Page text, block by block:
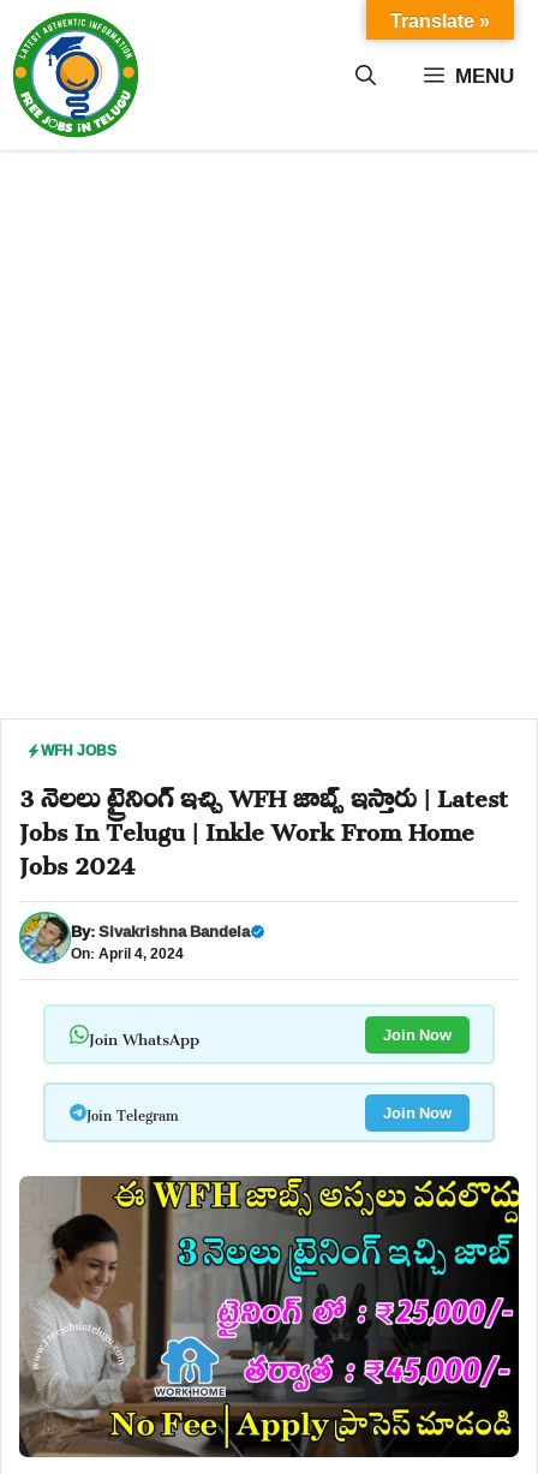
content MENU
WFH JOBS
3 నెలలు ట్రైనింగ్ ఇచ్చి WFH జాబ్స్ ఇస్తారు | Latest
Jobs In Telugu | Inkle Work From Home
Jobs 2024
By:Sivakrishna Bandela
On: April 4, 2024
Join WhatsApp Join Now
Join Telegram Join Now
Translate »